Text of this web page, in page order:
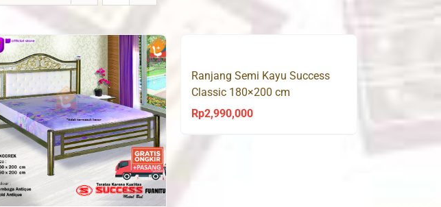
Ranjang Semi Kayu Success
Classic 180×200 cm
Rp2,990,000